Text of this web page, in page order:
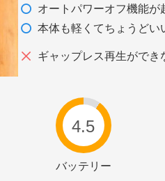
オートパワーオフ機能が
本体も軽くてちょうどい
ギャップレス再生ができ
4.5
バッテリー